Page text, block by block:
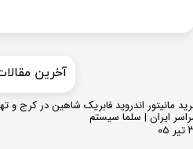
مانیتور اندروید فابریک شاهین در کرج
ایران | سلما سیستم
​​آخرین